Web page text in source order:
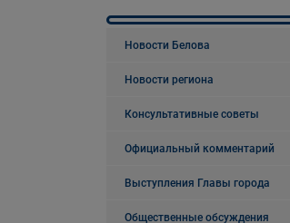
Новости Белова
Новости региона
Консультативные советы
Официальный комментарий
Выступления Главы города
Общественные обсуждения